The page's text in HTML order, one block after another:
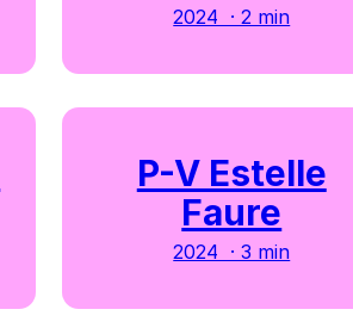
2024 · 2 min
P-V Estelle
Faure
2024 · 3 min